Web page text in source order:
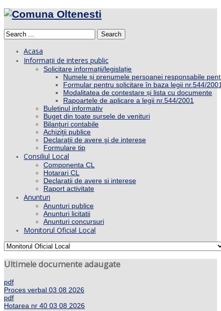
Search
Acasa
Informații de interes public
Solicitare informații/legislație
Numele și prenumele persoanei responsabile
Formular pentru solicitare în baza legii nr.544/
Modalitatea de contestare și lista cu documente
Rapoartele de aplicare a legii nr.544/2001
Buletinul informativ
Buget din toate sursele de venituri
Bilanţuri contabile
Achiziţii publice
Declaraţii de avere şi de interese
Formulare tip
Consiliul Local
Componenta CL
Hotarari CL
Declaratii de avere si interese
Raport activitate
Anunturi
Anunturi publice
Anunturi licitatii
Anunturi concursuri
Monitorul Oficial Local
Ultimele documente adaugate
pdf
Proces verbal 03 08 2026
pdf
Hotarea nr 40 03 08 2026